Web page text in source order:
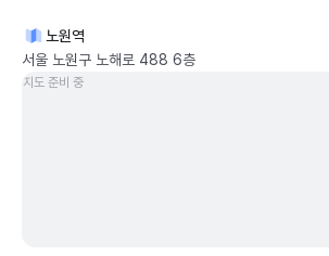
노원역
서울 노원구 노해로 488 6층
지도 준비 중